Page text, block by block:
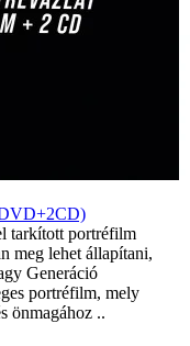
tarkított portréfilm
meg lehet állapítani,
Generáció
portréfilm, mely
önmagához ..